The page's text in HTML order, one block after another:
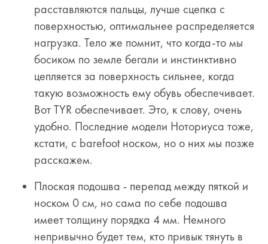
расставляются пальцы, лучше сцепка с
поверхностью, оптимальнее распределяется
нагрузка. Тело же помнит, что когда-то мы
босиком по земле бегали и инстинктивно
цепляется за поверхность сильнее, когда
такую возможность ему обувь обеспечивает.
Вот TYR обеспечивает. Это, к слову, очень
удобно. Последние модели Ноториуса тоже,
кстати, с barefoot носком, но о них мы позже
расскажем.
Плоская подошва - перепад между пяткой и
носком 0 см, но сама по себе подошва
имеет толщину порядка 4 мм. Немного
непривычно будет тем, кто привык тянуть в